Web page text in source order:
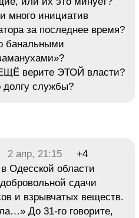
инициатив
за последнее время?
банальными
верите ЭТОЙ власти?
службы?
2 апр, 21:15
+4
Одесской области
сдачи
и взрывчатых веществ.
До 31-го говорите,